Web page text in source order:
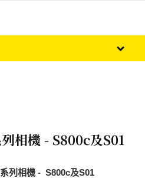
相機 - S800c及S01
列相機 - S800c及S01